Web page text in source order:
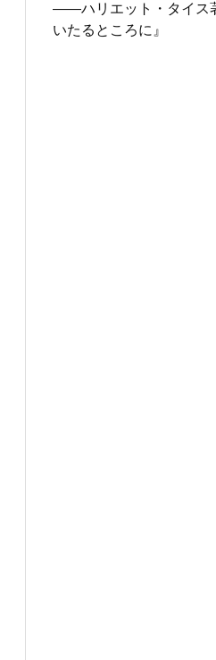
――ハリエット・タイス
いたるところに』